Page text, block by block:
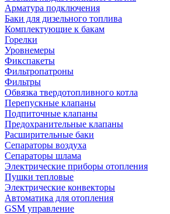
Арматура подключения
Баки для дизельного топлива
Комплектующие к бакам
Горелки
Уровнемеры
Фикспакеты
Фильтропатроны
Фильтры
Обвязка твердотопливного котла
Перепускные клапаны
Подпиточные клапаны
Предохранительные клапаны
Расширительные баки
Сепараторы воздуха
Сепараторы шлама
Электрические приборы отопления
Пушки тепловые
Электрические конвекторы
Автоматика для отопления
GSM управление